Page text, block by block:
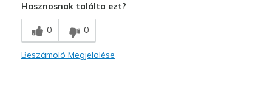
Comfortable
Stylish
Hasznosnak találta ezt?
0 0
Beszámoló Megjelölése